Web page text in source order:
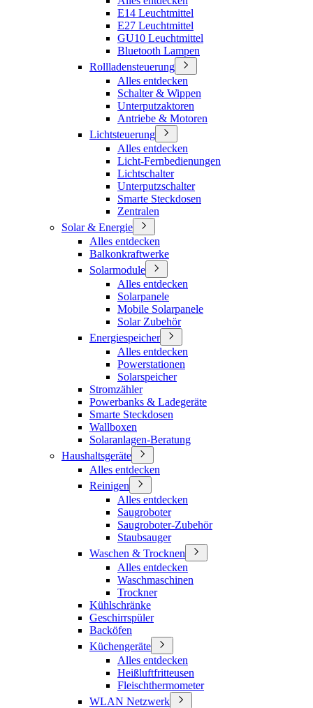
E14 Leuchtmittel
E27 Leuchtmittel
GU10 Leuchtmittel
Bluetooth Lampen
Rollladensteuerung
Alles entdecken
Schalter & Wippen
Unterputzaktoren
Antriebe & Motoren
Lichtsteuerung
Alles entdecken
Licht-Fernbedienungen
Lichtschalter
Unterputzschalter
Smarte Steckdosen
Zentralen
Solar & Energie
Alles entdecken
Balkonkraftwerke
Solarmodule
Alles entdecken
Solarpanele
Mobile Solarpanele
Solar Zubehör
Energiespeicher
Alles entdecken
Powerstationen
Solarspeicher
Stromzähler
Powerbanks & Ladegeräte
Smarte Steckdosen
Wallboxen
Solaranlagen-Beratung
Haushaltsgeräte
Alles entdecken
Reinigen
Alles entdecken
Saugroboter
Saugroboter-Zubehör
Staubsauger
Waschen & Trocknen
Alles entdecken
Waschmaschinen
Trockner
Kühlschränke
Geschirrspüler
Backöfen
Küchengeräte
Alles entdecken
Heißluftfritteusen
Fleischthermometer
WLAN Netzwerk